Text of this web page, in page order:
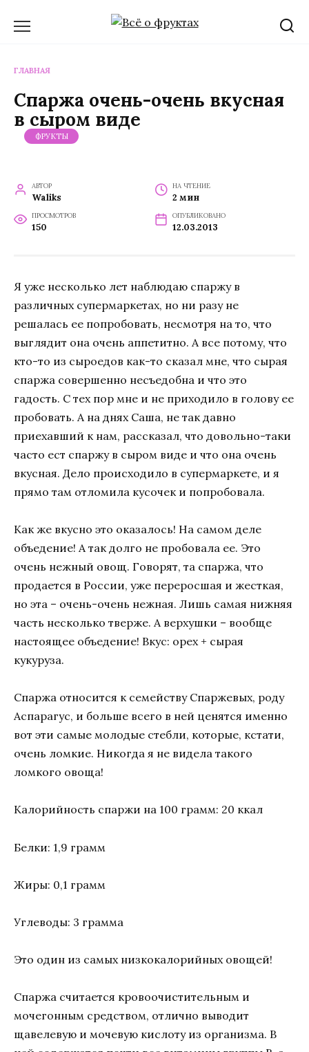
ГЛАВНАЯ
Спаржа очень-очень вкусная
в сыром виде
ФРУКТЫ
АВТОР
Waliks
НА ЧТЕНИЕ
2 мин
ПРОСМОТРОВ
150
ОПУБЛИКОВАНО
12.03.2013
Я уже несколько лет наблюдаю спаржу в
различных супермаркетах, но ни разу не
решалась ее попробовать, несмотря на то, что
выглядит она очень аппетитно. А все потому, что
кто-то из сыроедов как-то сказал мне, что сырая
спаржа совершенно несъедобна и что это
гадость. С тех пор мне и не приходило в голову ее
пробовать. А на днях Саша, не так давно
приехавший к нам, рассказал, что довольно-таки
часто ест спаржу в сыром виде и что она очень
вкусная. Дело происходило в супермаркете, и я
прямо там отломила кусочек и попробовала.
Как же вкусно это оказалось! На самом деле
объедение! А так долго не пробовала ее. Это
очень нежный овощ. Говорят, та спаржа, что
продается в России, уже переросшая и жесткая,
но эта – очень-очень нежная. Лишь самая нижняя
часть несколько тверже. А верхушки – вообще
настоящее объедение! Вкус: орех + сырая
кукуруза.
Спаржа относится к семейству Спаржевых, роду
Аспарагус, и больше всего в ней ценятся именно
вот эти самые молодые стебли, которые, кстати,
очень ломкие. Никогда я не видела такого
ломкого овоща!
Калорийность спаржи на 100 грамм: 20 ккал
Белки: 1,9 грамм
Жиры: 0,1 грамм
Углеводы: 3 грамма
Это один из самых низкокалорийных овощей!
Спаржа считается кровоочистительным и
мочегонным средством, отлично выводит
щавелевую и мочевую кислоту из организма. В